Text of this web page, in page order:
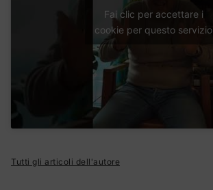
Fai clic per accettare i
cookie per questo servizio
Tutti gli articoli dell'autore